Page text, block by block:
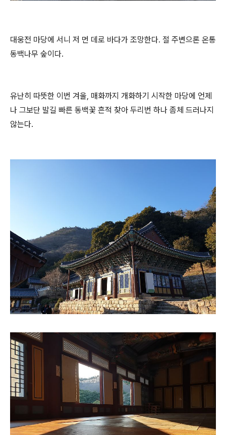
대웅전 마당에 서니 저 먼 데로 바다가 조망한다. 절 주변으론 온통
동백나무 숲이다.
유난히 따뜻한 이번 겨울, 매화까지 개화하기 시작한 마당에 언제
나 그보단 발길 빠른 동백꽃 흔적 찾아 두리번 하나 좀체 드러나지
않는다.